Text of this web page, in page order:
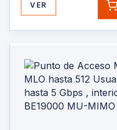
VER